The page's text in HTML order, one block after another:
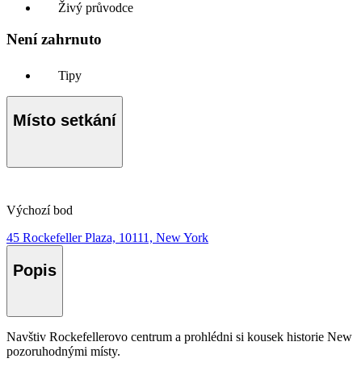
Živý průvodce
Není zahrnuto
Tipy
Místo setkání
Výchozí bod
45 Rockefeller Plaza, 10111, New York
Popis
Navštiv Rockefellerovo centrum a prohlédni si kousek historie
pozoruhodnými místy.